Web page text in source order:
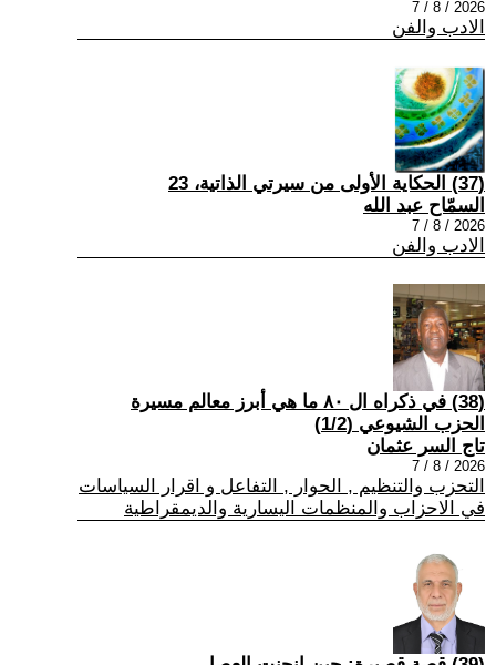
2026 / 8 / 7
الادب والفن
(37) الحكاية الأولى من سيرتي الذاتية، 23
السمّاح عبد الله
2026 / 8 / 7
الادب والفن
(38) في ذكراه ال ٨٠ ما هي أبرز معالم مسيرة
الحزب الشيوعي (1/2)
تاج السر عثمان
2026 / 8 / 7
التحزب والتنظيم , الحوار , التفاعل و اقرار السياسات
في الاحزاب والمنظمات اليسارية والديمقراطية